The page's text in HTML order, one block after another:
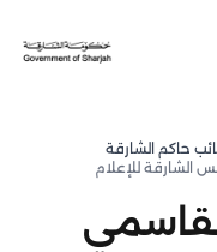
حاكم الشارقة
الشارقة للإعلام